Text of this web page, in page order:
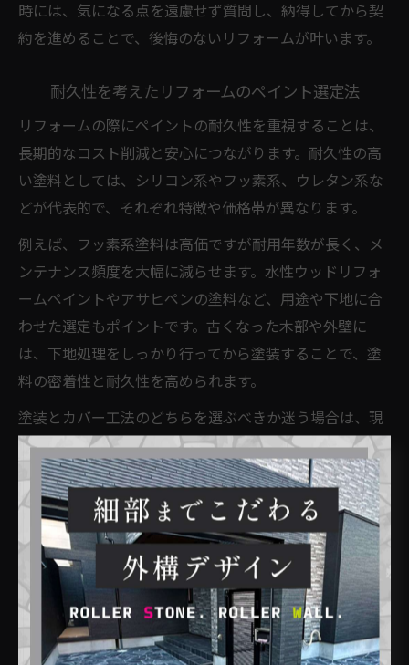
時には、気になる点を遠慮せず質問し、納得してから契
約を進めることで、後悔のないリフォームが叶います。
耐久性を考えたリフォームのペイント選定法
リフォームの際にペイントの耐久性を重視することは、
長期的なコスト削減と安心につながります。耐久性の高
い塗料としては、シリコン系やフッ素系、ウレタン系な
どが代表的で、それぞれ特徴や価格帯が異なります。
例えば、フッ素系塗料は高価ですが耐用年数が長く、メ
ンテナンス頻度を大幅に減らせます。水性ウッドリフォ
ームペイントやアサヒペンの塗料など、用途や下地に合
わせた選定もポイントです。古くなった木部や外壁に
は、下地処理をしっかり行ってから塗装することで、塗
料の密着性と耐久性を高められます。
塗装とカバー工法のどちらを選ぶべきか迷う場合は、現
状の劣化状況や予算、将来的なメンテナンス計画を考慮
しましょう。経験者の口コミや、専門業者の現地調査を
活用することで、最適なペイント選びが可能です。
外壁リフォームで後悔しないための費用感覚
外壁リフォームで後悔しないためには、初期費用だけで
なく長期的なランニングコストも含めた費用感覚が重要
です。安価な塗料や工程の省略は、短期間での再施工や